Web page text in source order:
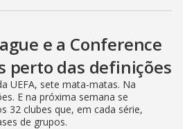
e a Conference
perto das definições
UEFA, sete mata-matas. Na
E na próxima semana se
32 clubes que, em cada série,
de grupos.